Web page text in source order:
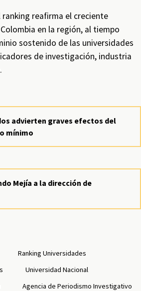
ranking reafirma el creciente
en la región, al tiempo
sostenido de las universidades
de investigación, industria
advierten graves efectos del
mínimo
Mejía a la dirección de
Ranking Universidades
Universidad Nacional
Agencia de Periodismo Investigativo